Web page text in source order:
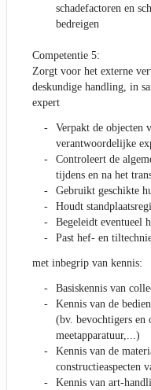
schadefactoren en
bedreigen
Competentie 5:
Zorgt voor het externe
deskundige handling, in
expert
Verpakt de objecten
verantwoordelijke
Controleert de
tijdens en na het
Gebruikt geschikte
Houdt
Begeleidt eventueel
Past hef- en
met inbegrip van kennis:
Basiskennis van
Kennis van de
(bv. bevochtigers en
meetapparatuur,...)
Kennis van de
constructieaspecten
Kennis van art-